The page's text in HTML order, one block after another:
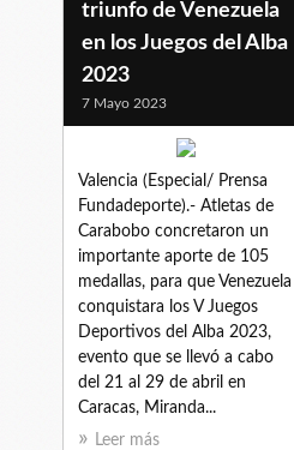
triunfo de Venezuela
en los Juegos del Alba
2023
7 Mayo 2023
Valencia (Especial/ Prensa
Fundadeporte).- Atletas de
Carabobo concretaron un
importante aporte de 105
medallas, para que Venezuela
conquistara los V Juegos
Deportivos del Alba 2023,
evento que se llevó a cabo
del 21 al 29 de abril en
Caracas, Miranda...
Leer más